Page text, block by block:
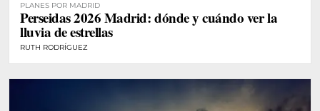
PLANES POR MADRID
Perseidas 2026 Madrid: dónde y cuándo ver la
lluvia de estrellas
RUTH RODRÍGUEZ